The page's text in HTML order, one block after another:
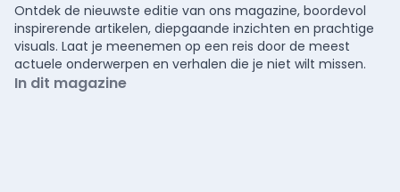
Ontdek de nieuwste editie van ons magazine, boordevol
inspirerende artikelen, diepgaande inzichten en prachtige
visuals. Laat je meenemen op een reis door de meest
actuele onderwerpen en verhalen die je niet wilt missen.
In dit magazine